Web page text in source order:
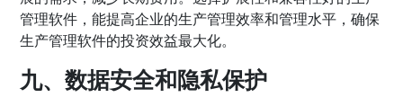
管理软件，能提高企业的生产管理效率和管理水平，确保
生产管理软件的投资效益最大化。
九、数据安全和隐私保护